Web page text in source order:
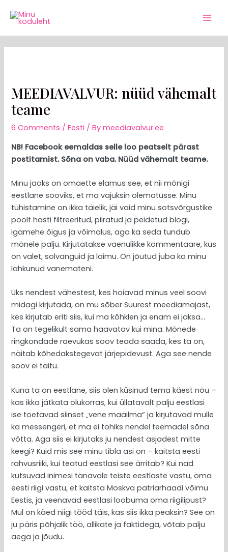
MEEDIAVALVUR: nüüd vähemalt
teame
6 Comments /Eesti / Bymeediavalvur.ee
NB! Facebook eemaldas selle loo peatselt pärast
postitamist. Sõna on vaba. Nüüd vähemalt teame.
Minu jaoks on omaette elamus see, et nii mõnigi
eestlane sooviks, et ma vajuksin olematusse. Minu
tühistamine on ikka täielik, jäi vaid minu sotsvõrgustike
poolt hästi filtreeritud, piiratud ja peidetud blogi,
igamehe õigus ja võimalus, aga ka seda tundub
mõnele palju. Kirjutatakse vaenulikke kommentaare, kus
on valet, solvanguid ja laimu. On jõutud juba ka minu
lahkunud vanemateni.
Üks nendest vähestest, kes hoiavad minus veel soovi
midagi kirjutada, on mu sõber Suurest meediamajast,
kes kirjutab eriti siis, kui ma kõhklen ja enam ei jaksa…
Ta on tegelikult sama haavatav kui mina. Mõnede
ringkondade raevukas soov teada saada, kes ta on,
näitab kõhedakstegevat järjepidevust. Aga see nende
soov ei täitu.
Kuna ta on eestlane, siis olen küsinud tema käest nõu –
kas ikka jätkata olukorras, kui üllatavalt palju eestlasi
ise toetavad siinset „vene maailma“ ja kirjutavad mulle
ka messengeri, et ma ei tohiks nendel teemadel sõna
võtta. Aga siis ei kirjutaks ju nendest asjadest mitte
keegi? Kuid mis see minu tibla asi on – kaitsta eesti
rahvusriiki, kui teatud eestlasi see ärritab? Kui nad
kutsuvad inimesi tänavale teiste eestlaste vastu, oma
eesti riigi vastu, et kaitsta Moskva patriarhaadi võimu
Eestis, ja veenavad eestlasi loobuma oma riigilipust?
Mul on käed niigi tööd täis, kas siis ikka peaksin? See on
ju päris põhjalik töö, allikate ja faktidega, võtab palju
aega ja jõudu.
navigation